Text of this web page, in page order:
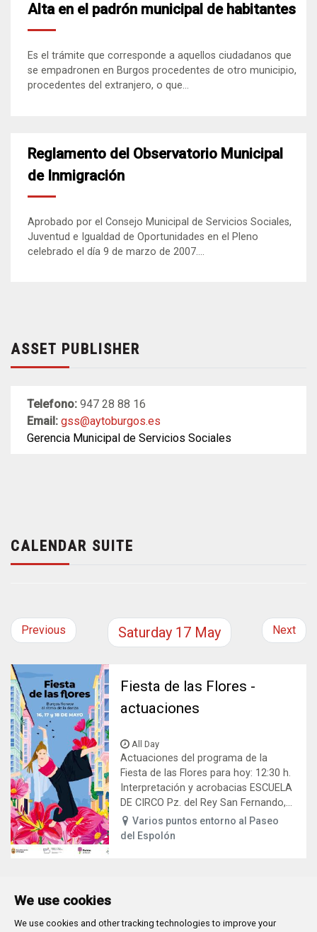
We use cookies
We use cookies and other tracking technologies to improve your
Alta en el padrón municipal de habitantes
Es el trámite que corresponde a aquellos ciudadanos que
se empadronen en Burgos procedentes de otro municipio,
procedentes del extranjero, o que...
Reglamento del Observatorio Municipal
de Inmigración
Aprobado por el Consejo Municipal de Servicios Sociales,
Juventud e Igualdad de Oportunidades en el Pleno
celebrado el día 9 de marzo de 2007....
ASSET PUBLISHER
Telefono: 947 28 88 16
Email: gss@aytoburgos.es
Gerencia Municipal de Servicios Sociales
CALENDAR SUITE
Previous Saturday 17 May Next
Fiesta de las Flores -
actuaciones
All Day
Actuaciones del programa de la
Fiesta de las Flores para hoy: 12:30 h.
Interpretación y acrobacias ESCUELA
DE CIRCO Pz. del Rey San Fernando,...
Varios puntos entorno al Paseo
del Espolón
Plaza Mayor 1 - 09071BURGOS